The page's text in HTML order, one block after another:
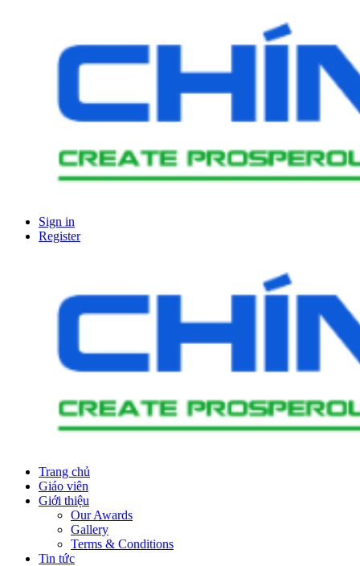
Sign in
Register
Trang chủ
Giáo viên
Giới thiệu
Our Awards
Gallery
Terms & Conditions
Tin tức